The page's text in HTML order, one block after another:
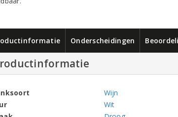
Onderscheidingen
Wijn
Wit